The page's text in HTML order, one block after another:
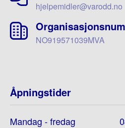
hjelpemidler@varodd.no
NO919571039MVA
Åpningstider
Mandag - fredag